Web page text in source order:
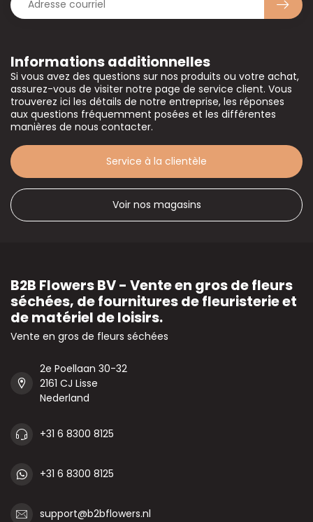
Informations additionnelles
Si vous avez des questions sur nos produits ou votre achat,
assurez-vous de visiter notre page de service client. Vous
trouverez ici les détails de notre entreprise, les réponses
aux questions fréquemment posées et les différentes
manières de nous contacter.
Service à la clientèle
Voir nos magasins
B2B Flowers BV - Vente en gros de fleurs
séchées, de fournitures de fleuristerie et
de matériel de loisirs.
Vente en gros de fleurs séchées
2e Poellaan 30-32
2161 CJ Lisse
Nederland
+31 6 8300 8125
+31 6 8300 8125
support@b2bflowers.nl